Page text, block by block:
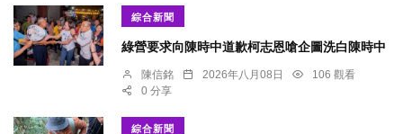
綜合新聞
綠營要求向陳時中道歉柯志恩嗆企圖洗白陳時中
陳信銘 2026年八月08日
106 觀看
0 分享
綜合新聞